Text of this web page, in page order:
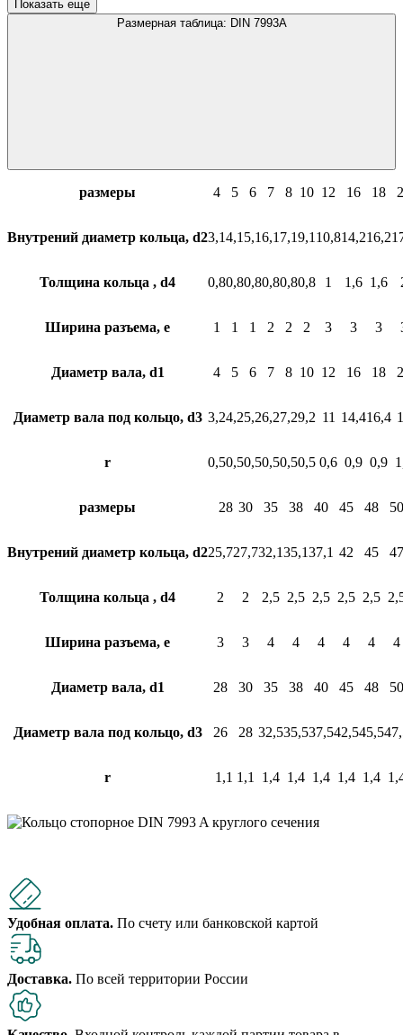
Показать еще
Размерная таблица: DIN 7993A
размеры 4 5 6 7 8 10 12 16 18
Внутрений диаметр кольца, d23,14,1 5,16,1 7,19,1 10,814,216,2
Толщина кольца , d4 0,80,80,80,80,80,8 1 1,6 1,6
Ширина разъема, e 1 1 1 2 2 2 3 3 3
Диаметр вала, d1 4 5 6 7 8 10 12 16 18
Диаметр вала под кольцо, d3 3,24,25,26,27,29,2 11 14,416,4
r 0,50,50,50,50,50,5 0,6 0,9 0,9
размеры 28 30 35 38 40 45 48 50
Внутрений диаметр кольца, d225,727,732,135,137,1 42 45 47
Толщина кольца , d4 2 2 2,5 2,5 2,5 2,5 2,5
Ширина разъема, e 3 3 4 4 4 4 4 4
Диаметр вала, d1 28 30 35 38 40 45 48 50
Диаметр вала под кольцо, d3 26 28 32,535,537,542,545,5
r 1,1 1,1 1,4 1,4 1,4 1,4 1,4
Удобная оплата. По счету или банковской картой
Доставка. По всей территории России